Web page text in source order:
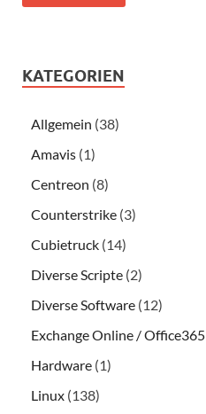
KATEGORIEN
Allgemein (38)
Amavis (1)
Centreon (8)
Counterstrike (3)
Cubietruck (14)
Diverse Scripte (2)
Diverse Software (12)
Exchange Online / Office365
Hardware (1)
Linux (138)